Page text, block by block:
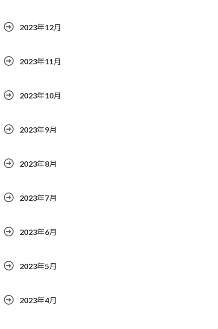
2023年12月
2023年11月
2023年10月
2023年9月
2023年8月
2023年7月
2023年6月
2023年5月
2023年4月